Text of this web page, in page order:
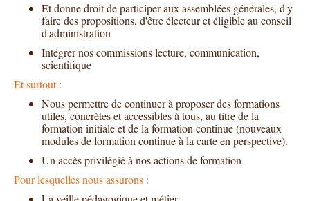
Et donne droit de participer aux assemblées générales, d'y
faire des propositions, d'être électeur et éligible au conseil
d'administration
Intégrer nos commissions lecture, communication,
scientifique
Et surtout :
Nous permettre de continuer à proposer des formations
utiles, concrètes et accessibles à tous, au titre de la
formation initiale et de la formation continue (nouveaux
modules de formation continue à la carte en perspective).
Un accès privilégié à nos actions de formation
Pour lesquelles nous assurons :